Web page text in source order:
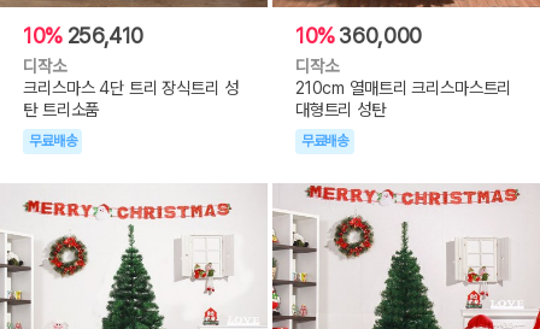
10% 256,410
디작소
크리스마스 4단 트리 장식트리 성
탄 트리소품
무료배송
10%360,000
디작소
210cm 열매트리 크리스마스트리
대형트리 성탄
무료배송